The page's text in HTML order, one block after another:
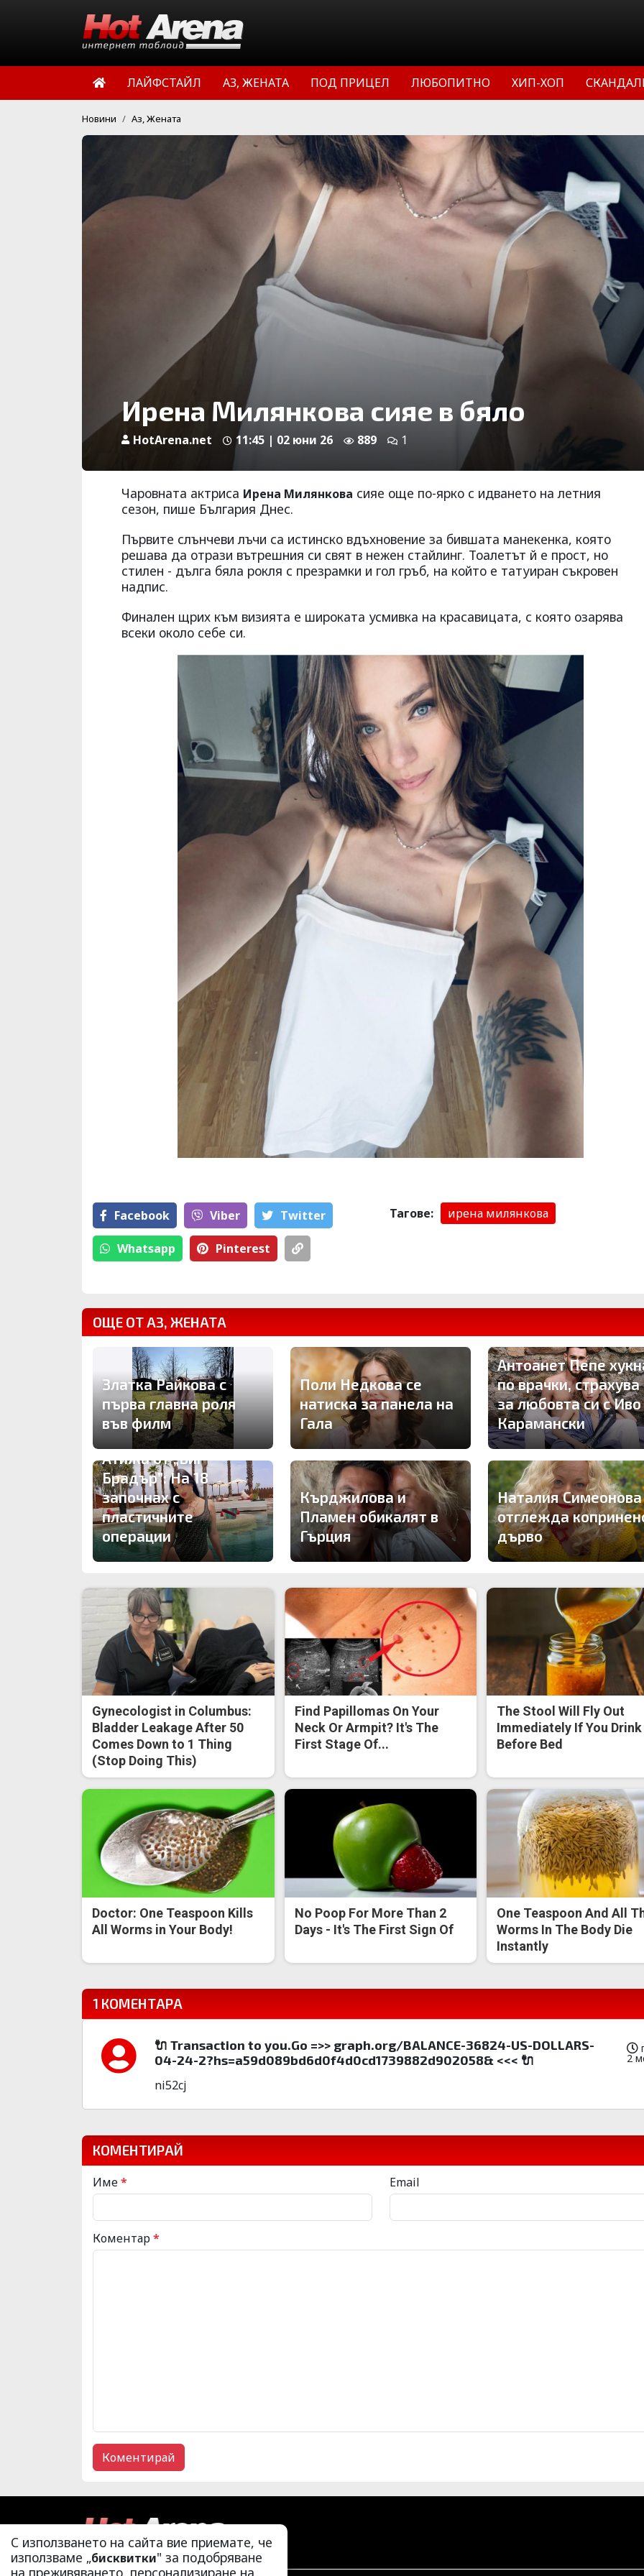
ЛАЙФСТАЙЛ АЗ, ЖЕНАТА ПОД ПРИЦЕЛ ЛЮБОПИТНО ХИП-ХОП
Новини Аз, Жената
Ирена Милянкова сияе в бяло
HotArena.net 11:45 | 02 юни 26 889 1
Чаровната актриса Ирена Милянкова сияе още по-ярко с идването на летния
сезон, пише България Днес.
Първите слънчеви лъчи са истинско вдъхновение за бившата манекенка, която
решава да отрази вътрешния си свят в нежен стайлинг. Тоалетът й е прост, но
стилен - дълга бяла рокля с презрамки и гол гръб, на който е татуиран съкровен
надпис.
Финален щрих към визията е широката усмивка на красавицата, с която озарява
всеки около себе си.
Facebook Viber Тwitter
Whatsapp Pinterest
Тагове: ирена милянкова
ОЩЕ ОТ АЗ, ЖЕНАТА
Златка Райкова с
първа главна роля
във филм
Поли Недкова се
натиска за панела на
Гала
Антоанет Пепе
по врачки, страхува
за любовта си с Иво
Карамански
Атижа от „Биг
Брадър”: На 18
започнах с
пластичните
операции
Кърджилова и
Пламен обикалят в
Гърция
Наталия Симеонова
отглежда
дърво
Gynecologist in Columbus:
Bladder Leakage After 50
Comes Down to 1 Thing
(Stop Doing This)
Find Papillomas On Your
Neck Or Armpit? It's The
First Stage Of...
The Stool Will Fly Out
Immediately If You
Before Bed
Doctor: One Teaspoon Kills
All Worms in Your Body!
No Poop For More Than 2
Days - It's The First Sign Of
One Teaspoon And All
Worms In The Body Die
Instantly
1 КОМЕНТАРА
🔌 Transaction to you.Go =>> graph.org/BALANCE-36824-US-DOLLARS-
04-24-2?hs=a59d089bd6d0f4d0cd1739882d902058& <<< 🔌
2
ni52cj
КОМЕНТИРАЙ
Име* Email
Коментар*
С използването на сайта вие приемате, че
използваме „бисквитки" за подобряване
на преживяването, персонализиране на